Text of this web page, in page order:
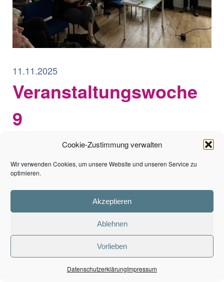
Cookie-Zustimmung verwalten
Wir verwenden Cookies, um unsere Website und unseren Service zu
optimieren.
Akzeptieren
Ablehnen
Vorlieben
DatenschutzerklärungImpressum
11.11.2025
Veranstaltungswoche
9
Vortrag „Mythen rund um die Wärmewende“